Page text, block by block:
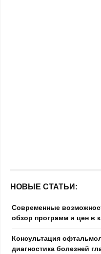
НОВЫЕ СТАТЬИ:
Современные
обзор программ и цен в
Консультация
диагностика болезней